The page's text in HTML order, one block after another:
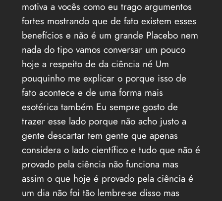
motiva a vocês como eu trago argumentos
fortes mostrando que de fato existem esses
benefícios e não é um grande Placebo nem
nada do tipo vamos conversar um pouco
hoje a respeito de da ciência né Um
pouquinho me explicar o porque isso de
fato acontece e de uma forma mais
esotérica também Eu sempre gosto de
trazer esse lado porque não acho justo a
gente descartar tem gente que apenas
considera o lado científico e tudo que não é
provado pela ciência não funciona mas
assim o que hoje é provado pela ciência é
um dia não foi tão lembre-se disso mas